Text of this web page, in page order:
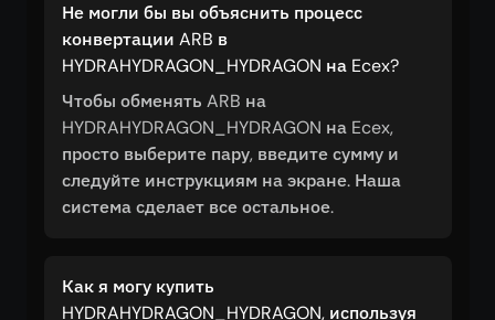
Не могли бы вы объяснить процесс
конвертации ARB в
HYDRAHYDRAGON_HYDRAGON на Ecex?
Чтобы обменять ARB на
HYDRAHYDRAGON_HYDRAGON на Ecex,
просто выберите пару, введите сумму и
следуйте инструкциям на экране. Наша
система сделает все остальное.
Как я могу купить
HYDRAHYDRAGON_HYDRAGON, используя